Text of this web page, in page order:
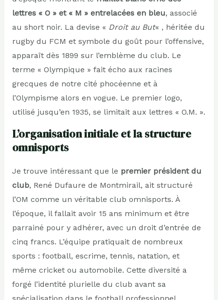
lettres « O » et « M » entrelacées en bleu, associé
au short noir. La devise « Droit au But« , héritée du
rugby du FCM et symbole du goût pour l’offensive,
apparaît dès 1899 sur l’emblème du club. Le
terme « Olympique » fait écho aux racines
grecques de notre cité phocéenne et à
l’Olympisme alors en vogue. Le premier logo,
utilisé jusqu’en 1935, se limitait aux lettres « O.M. ».
L’organisation initiale et la structure
omnisports
Je trouve intéressant que le premier président du
club, René Dufaure de Montmirail, ait structuré
l’OM comme un véritable club omnisports. À
l’époque, il fallait avoir 15 ans minimum et être
parrainé pour y adhérer, avec un droit d’entrée de
cinq francs. L’équipe pratiquait de nombreux
sports : football, escrime, tennis, natation, et
même cricket ou automobile. Cette diversité a
forgé l’identité plurielle du club avant sa
spécialisation dans le football professionnel.